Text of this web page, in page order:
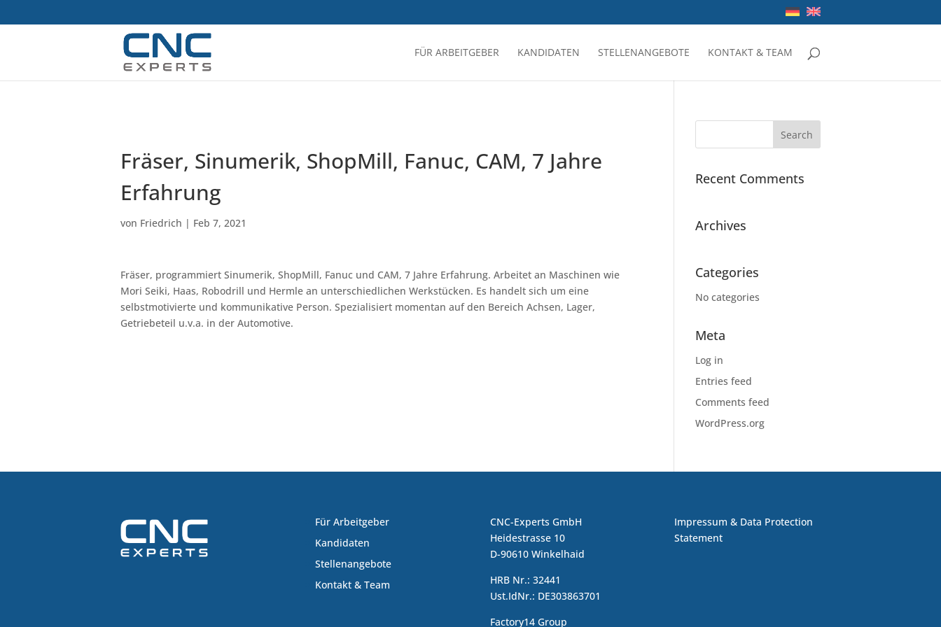
FÜR ARBEITGEBER KANDIDATEN STELLENANGEBOTE KONTAKT & TEAM
Fräser, Sinumerik, ShopMill, Fanuc, CAM, 7 Jahre
Erfahrung
von Friedrich | Feb 7, 2021
Fräser, programmiert Sinumerik, ShopMill, Fanuc und CAM, 7 Jahre Erfahrung. Arbeitet an Maschinen wie
Mori Seiki, Haas, Robodrill und Hermle an unterschiedlichen Werkstücken. Es handelt sich um eine
selbstmotivierte und kommunikative Person. Spezialisiert momentan auf den Bereich Achsen, Lager,
Getriebeteil u.v.a. in der Automotive.
Recent Comments
Archives
Categories
No categories
Meta
Log in
Entries feed
Comments feed
WordPress.org
Für Arbeitgeber
Kandidaten
Stellenangebote
Kontakt & Team
CNC-Experts GmbH
Heidestrasse 10
D-90610 Winkelhaid
HRB Nr.: 32441
Ust.IdNr.: DE303863701
Factory14 Group
Impressum & Data Protection
Statement